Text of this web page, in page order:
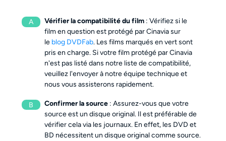
A Vérifier la compatibilité du film : Vérifiez si le
film en question est protégé par Cinavia sur
le blog DVDFab. Les films marqués en vert sont
pris en charge. Si votre film protégé par Cinavia
n'est pas listé dans notre liste de compatibilité,
veuillez l'envoyer à notre équipe technique et
nous vous assisterons rapidement.
B Confirmer la source : Assurez-vous que votre
source est un disque original. Il est préférable de
vérifier cela via les journaux. En effet, les DVD et
BD nécessitent un disque original comme source.